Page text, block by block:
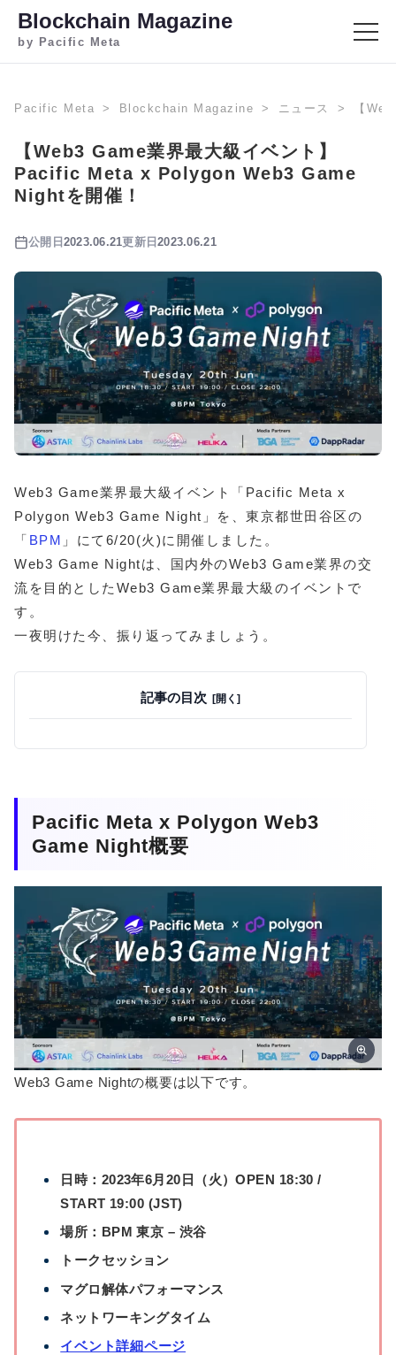
Blockchain Magazine
by Pacific Meta
Pacific Meta Blockchain Magazine ニュース 【
【Web3 Game業界最大級イベント】
Pacific Meta x Polygon Web3 Game
Nightを開催！
公開日 2023.06.21更新日2023.06.21
Web3 Game業界最大級イベント「Pacific Meta x
Polygon Web3 Game Night」を、東京都世田谷区の
「 BPM 」にて6/20(火)に開催しました。
Web3 Game Nightは、国内外のWeb3 Game業界の交
流を目的としたWeb3 Game業界最大級のイベントで
す。
一夜明けた今、振り返ってみましょう。
記事の目次
Pacific Meta x Polygon Web3
Game Night概要
Web3 Game Nightの概要は以下です。
日時：2023年6月20日（火）OPEN 18:30 /
START 19:00 (JST)
場所：BPM 東京 – 渋谷
トークセッション
マグロ解体パフォーマンス
ネットワーキングタイム
イベント詳細ページ